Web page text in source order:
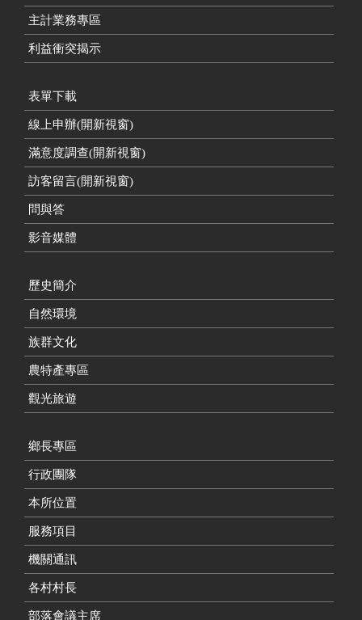
主計業務專區
利益衝突揭示
表單下載
線上申辦(開新視窗)
滿意度調查(開新視窗)
訪客留言(開新視窗)
問與答
影音媒體
歷史簡介
自然環境
族群文化
農特產專區
觀光旅遊
鄉長專區
行政團隊
本所位置
服務項目
機關通訊
各村村長
部落會議主席